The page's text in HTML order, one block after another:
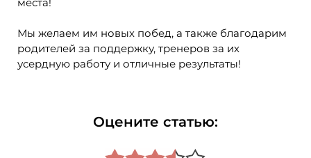
Мы желаем им новых побед, а также благодарим
родителей за поддержку, тренеров за их
усердную работу и отличные результаты!
Оцените статью: